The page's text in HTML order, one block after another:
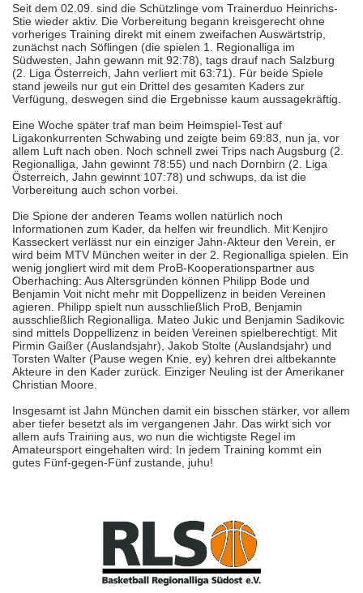
Seit dem 02.09. sind die Schützlinge vom Trainerduo Heinrichs-
Stie wieder aktiv. Die Vorbereitung begann kreisgerecht ohne
vorheriges Training direkt mit einem zweifachen Auswärtstrip,
zunächst nach Söflingen (die spielen 1. Regionalliga im
Südwesten, Jahn gewann mit 92:78), tags drauf nach Salzburg
(2. Liga Österreich, Jahn verliert mit 63:71). Für beide Spiele
stand jeweils nur gut ein Drittel des gesamten Kaders zur
Verfügung, deswegen sind die Ergebnisse kaum aussagekräftig.
Eine Woche später traf man beim Heimspiel-Test auf
Ligakonkurrenten Schwabing und zeigte beim 69:83, nun ja, vor
allem Luft nach oben. Noch schnell zwei Trips nach Augsburg (2.
Regionalliga, Jahn gewinnt 78:55) und nach Dornbirn (2. Liga
Österreich, Jahn gewinnt 107:78) und schwups, da ist die
Vorbereitung auch schon vorbei.
Die Spione der anderen Teams wollen natürlich noch
Informationen zum Kader, da helfen wir freundlich. Mit Kenjiro
Kasseckert verlässt nur ein einziger Jahn-Akteur den Verein, er
wird beim MTV München weiter in der 2. Regionalliga spielen. Ein
wenig jongliert wird mit dem ProB-Kooperationspartner aus
Oberhaching: Aus Altersgründen können Philipp Bode und
Benjamin Voit nicht mehr mit Doppellizenz in beiden Vereinen
agieren. Philipp spielt nun ausschließlich ProB, Benjamin
ausschließlich Regionalliga. Mateo Jukic und Benjamin Sadikovic
sind mittels Doppellizenz in beiden Vereinen spielberechtigt. Mit
Pirmin Gaißer (Auslandsjahr), Jakob Stolte (Auslandsjahr) und
Torsten Walter (Pause wegen Knie, ey) kehren drei altbekannte
Akteure in den Kader zurück. Einziger Neuling ist der Amerikaner
Christian Moore.
Insgesamt ist Jahn München damit ein bisschen stärker, vor allem
aber tiefer besetzt als im vergangenen Jahr. Das wirkt sich vor
allem aufs Training aus, wo nun die wichtigste Regel im
Amateursport eingehalten wird: In jedem Training kommt ein
gutes Fünf-gegen-Fünf zustande, juhu!